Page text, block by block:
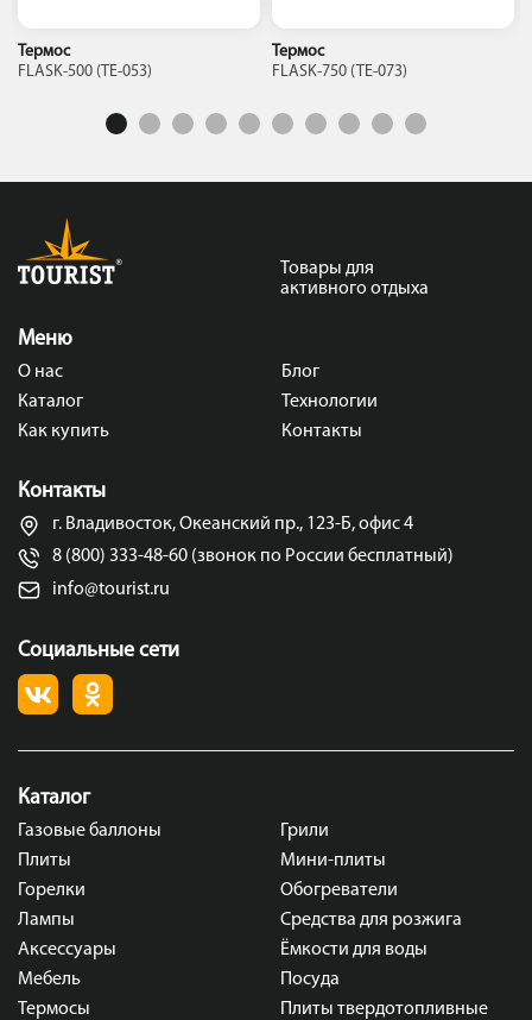
Термос
FLASK-500 (ТЕ-053)
Термос
FLASK-750 (TЕ-073)
Товары для
активного отдыха
Меню
О нас
Каталог
Как купить
Блог
Технологии
Контакты
Контакты
г. Владивосток, Океанский пр., 123-Б, офис 4
8 (800) 333-48-60 (звонок по России бесплатный)
info@tourist.ru
Социальные сети
Каталог
Газовые баллоны
Плиты
Грили
Мини-плиты
Горелки
Лампы
Обогреватели
Средства для розжига
Аксессуары
Мебель
Ёмкости для воды
Посуда
Термосы
Плиты твердотопливные